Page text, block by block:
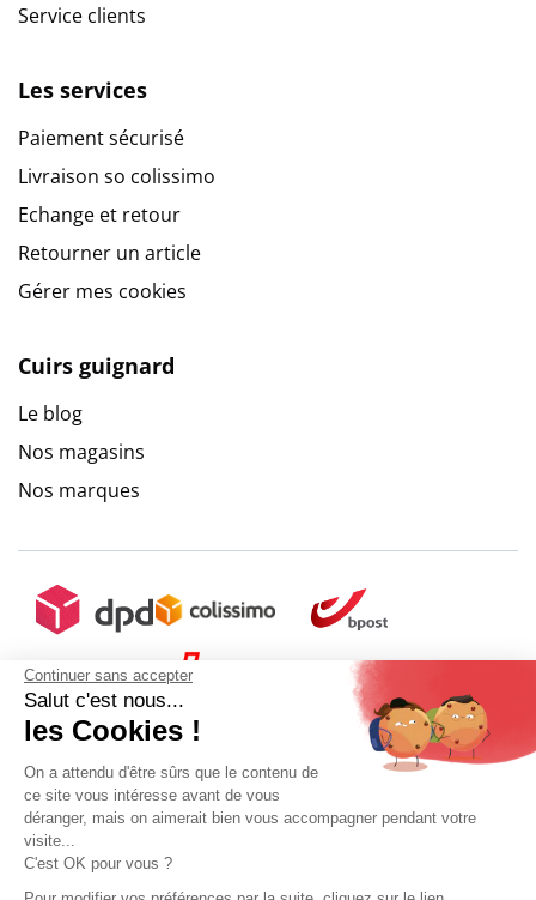
Continuer sans accepter
Salut c'est nous...
les Cookies !
On a attendu d'être sûrs que le contenu de
ce site vous intéresse avant de vous
déranger, mais on aimerait bien vous accompagner pendant votre
visite...
C'est OK pour vous ?
Service clients
Les services
Paiement sécurisé
Livraison so colissimo
Echange et retour
Retourner un article
Gérer mes cookies
Cuirs guignard
Le blog
Nos magasins
Nos marques